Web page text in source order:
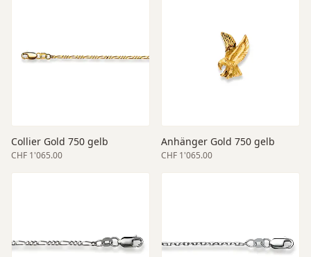
Collier Gold 750 gelb
CHF 1'065.00
Anhänger Gold 750 gelb
CHF 1'065.00